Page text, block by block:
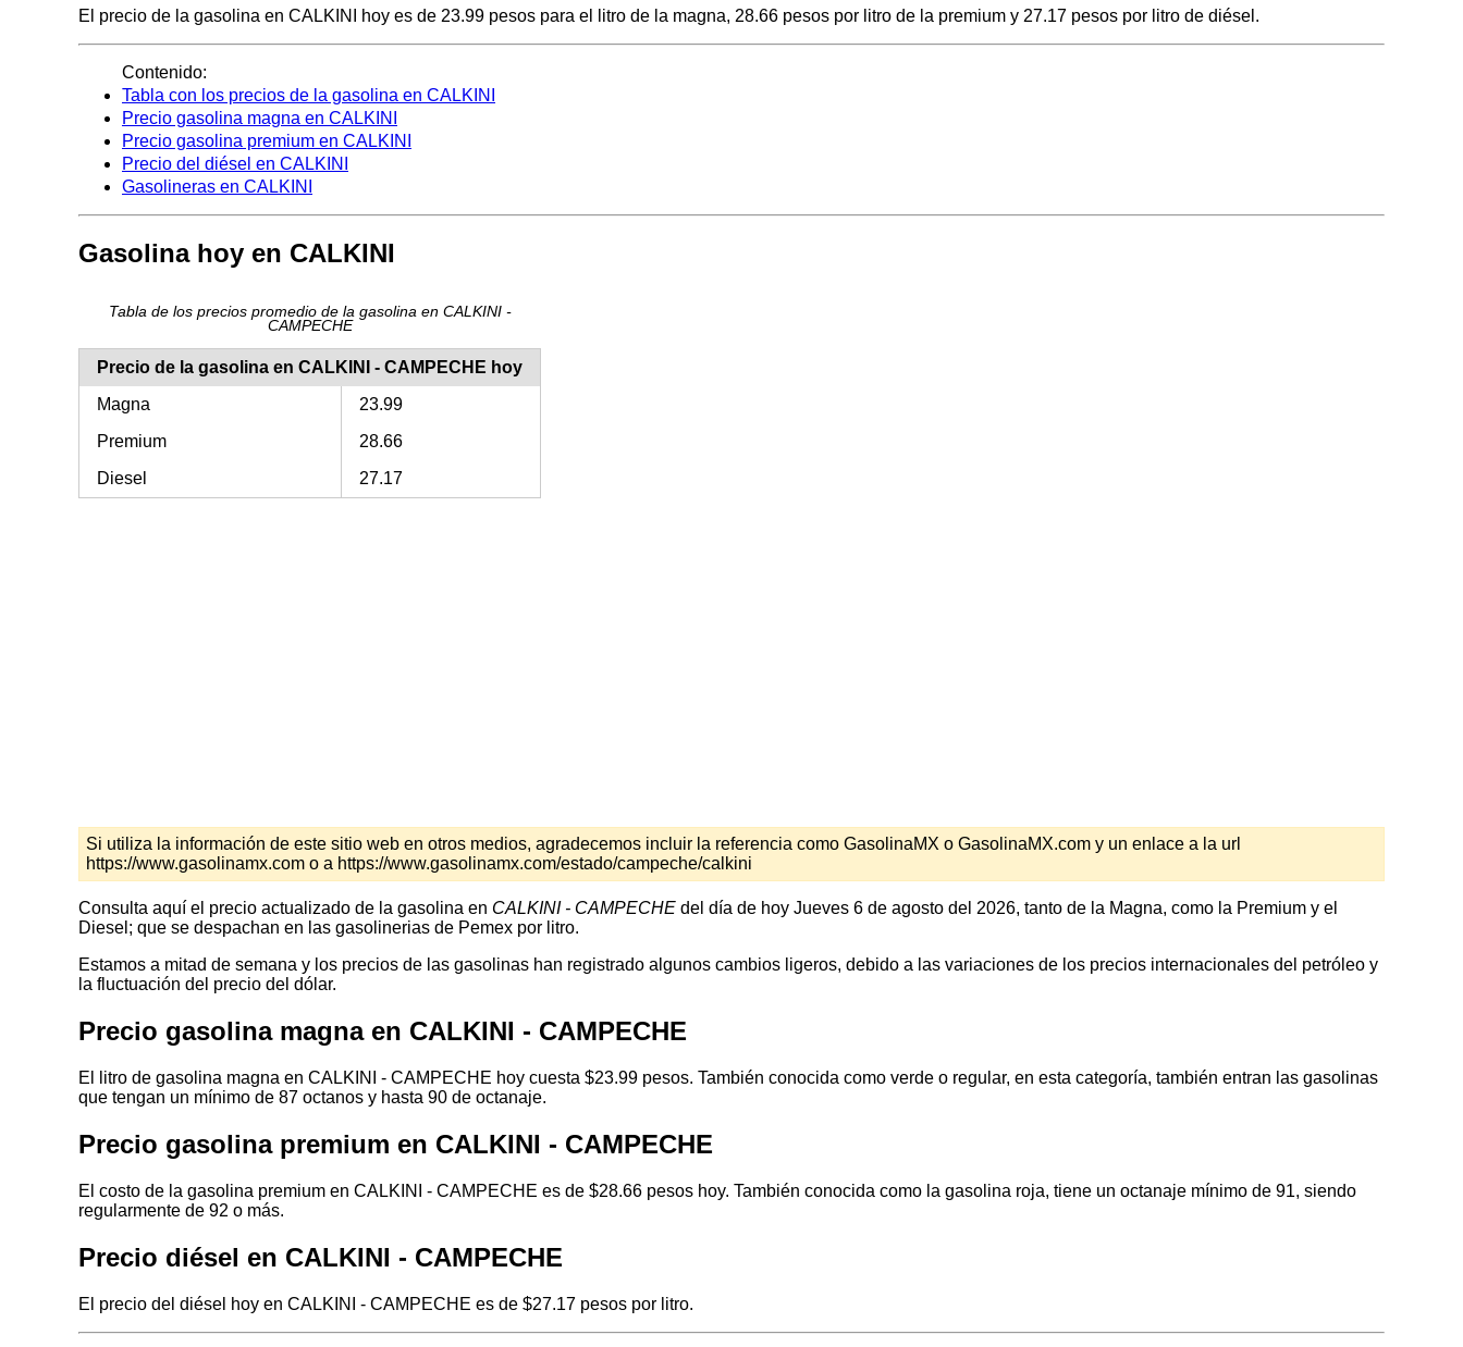
El precio de la gasolina en CALKINI hoy es de 23.99 pesos para el litro de la magna, 28.66 pesos por litro de la premium y 27.17 pesos por litro de diésel.
Contenido:
Tabla con los precios de la gasolina en CALKINI
Precio gasolina magna en CALKINI
Precio gasolina premium en CALKINI
Precio del diésel en CALKINI
Gasolineras en CALKINI
Gasolina hoy en CALKINI
Tabla de los precios promedio de la gasolina en CALKINI -
CAMPECHE
Precio de la gasolina en CALKINI - CAMPECHE hoy
Magna
23.99
Premium
28.66
Diesel
27.17
Si utiliza la información de este sitio web en otros medios, agradecemos incluir la referencia como GasolinaMX o GasolinaMX.com y un enlace a la url
https://www.gasolinamx.com o a https://www.gasolinamx.com/estado/campeche/calkini
Consulta aquí el precio actualizado de la gasolina en CALKINI - CAMPECHE del día de hoy Jueves 6 de agosto del 2026, tanto de la Magna, como la Premium y el
Diesel; que se despachan en las gasolinerias de Pemex por litro.
Estamos a mitad de semana y los precios de las gasolinas han registrado algunos cambios ligeros, debido a las variaciones de los precios internacionales del petróleo y
la fluctuación del precio del dólar.
Precio gasolina magna en CALKINI - CAMPECHE
El litro de gasolina magna en CALKINI - CAMPECHE hoy cuesta $23.99 pesos. También conocida como verde o regular, en esta categoría, también entran las gasolinas
que tengan un mínimo de 87 octanos y hasta 90 de octanaje.
Precio gasolina premium en CALKINI - CAMPECHE
El costo de la gasolina premium en CALKINI - CAMPECHE es de $28.66 pesos hoy. También conocida como la gasolina roja, tiene un octanaje mínimo de 91, siendo
regularmente de 92 o más.
Precio diésel en CALKINI - CAMPECHE
El precio del diésel hoy en CALKINI - CAMPECHE es de $27.17 pesos por litro.